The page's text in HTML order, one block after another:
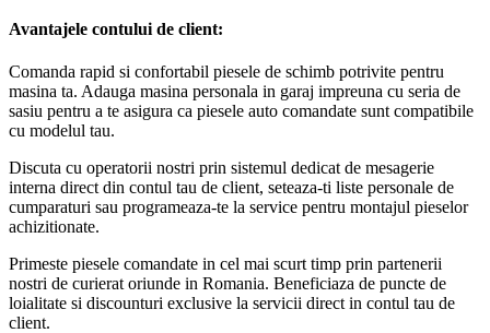
Avantajele contului de client:
Comanda rapid si confortabil piesele de schimb potrivite pentru
masina ta. Adauga masina personala in garaj impreuna cu seria de
sasiu pentru a te asigura ca piesele auto comandate sunt compatibile
cu modelul tau.
Discuta cu operatorii nostri prin sistemul dedicat de mesagerie
interna direct din contul tau de client, seteaza-ti liste personale de
cumparaturi sau programeaza-te la service pentru montajul pieselor
achizitionate.
Primeste piesele comandate in cel mai scurt timp prin partenerii
nostri de curierat oriunde in Romania. Beneficiaza de puncte de
loialitate si discounturi exclusive la servicii direct in contul tau de
client.